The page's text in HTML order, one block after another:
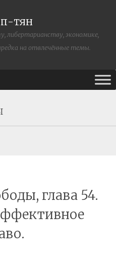
тян
либертарианству, экономике,
на отвлечённые темы.
глава 54.